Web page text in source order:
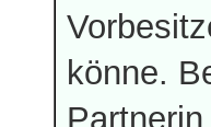
könne.